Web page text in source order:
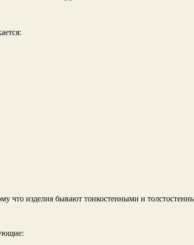
что изделия бывают тонкостенными и